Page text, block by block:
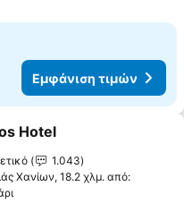
Εμφάνιση τιμών
στα αγαπημένα
Hotel
1.043
Χανίων, 18.2 χλμ. από: